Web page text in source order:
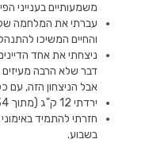
משמעותיים בענייני
והחיים המשיכו
ניצחתי את אחד
דבר שלא הרבה מעיזים
אבל הניצחון הזה, עם
ירדתי 12 ק"ג (מתוך 34 ק"ג שירדתי בסה"כ).
חזרתי להתמיד
בשבוע.